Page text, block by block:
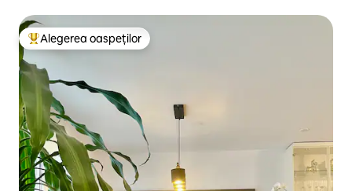
Locuință din topul categoriei Alegerea oaspeților
Alegerea oaspeților